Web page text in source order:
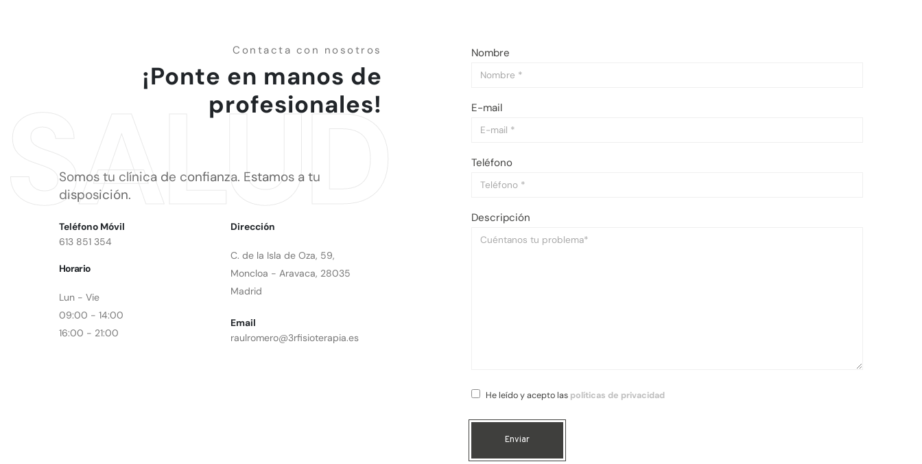
SALUD
Contacta con nosotros
¡Ponte en manos de
profesionales!
Somos tu clínica de confianza. Estamos a tu
disposición.
Teléfono Móvil
613 851 354
Horario
Lun - Vie
09:00 - 14:00
16:00 - 21:00
Dirección
C. de la Isla de Oza, 59,
Moncloa - Aravaca, 28035
Madrid
Email
raulromero@3rfisioterapia.es
Nombre
E-mailCorreo
electrónico
Teléfono
Descripción
He leído y acepto las políticas de privacidad
Enviar